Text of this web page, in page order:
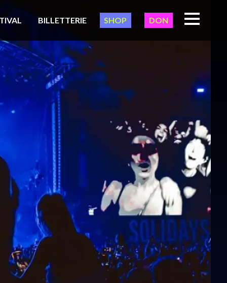
BILLETTERIE SHOP DON